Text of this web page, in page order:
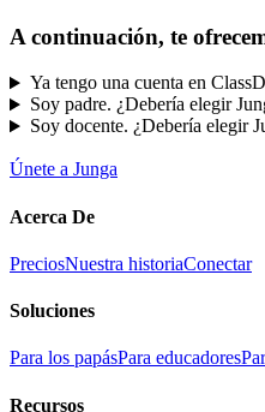
A continuación, te
Ya tengo una cuenta en
Soy padre. ¿Debería elegir
Soy docente. ¿Debería elegir
Únete a Junga
Acerca De
PreciosNuestra historiaConectar
Soluciones
Para los papásPara educadores
Recursos